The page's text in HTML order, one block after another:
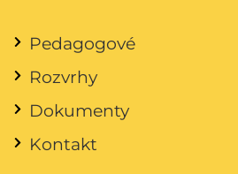
Pedagogové
Rozvrhy
Dokumenty
Kontakt